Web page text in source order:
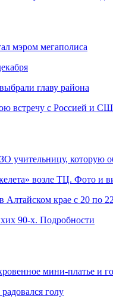
мэром мегаполиса
главу района
встречу с Россией и
учительницу, которую
возле ТЦ. Фото и
крае с 20 по
90-х. Подробности
мини-платье и
голу